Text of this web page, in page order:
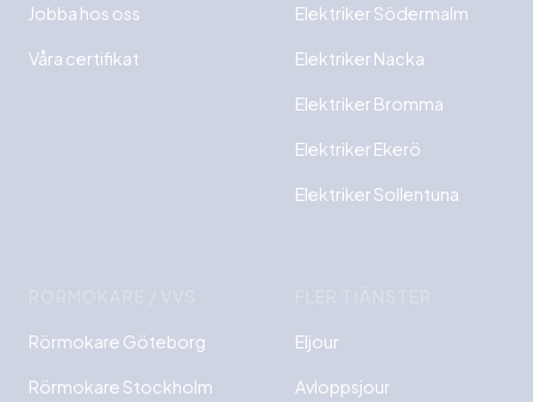
Jobba hos oss
Våra certifikat
Elektriker Södermalm
Elektriker Nacka
Elektriker Bromma
Elektriker Ekerö
Elektriker Sollentuna
Rörmokare Göteborg
Rörmokare Stockholm
Eljour
Avloppsjour